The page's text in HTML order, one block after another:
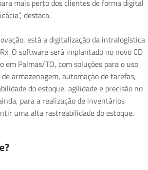
mais perto dos clientes de forma digital
destaca.
está a digitalização da intralogística
O software será implantado no novo CD
em Palmas/TO, com soluções para o uso
armazenagem, automação de tarefas,
do estoque, agilidade e precisão no
para a realização de inventários
uma alta rastreabilidade do estoque.